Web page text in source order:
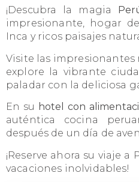
¡Descubra la magia
impresionante, hogar
Inca y ricos paisajes
Visite las impresionantes
explore la vibrante
paladar con la deliciosa
En su hotel con
auténtica cocina
después de un día de
¡Reserve ahora su viaje
vacaciones inolvidables!